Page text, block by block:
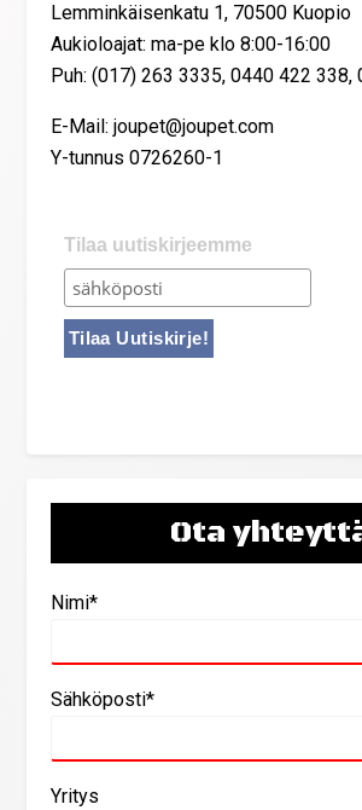
Lemminkäisenkatu 1, 70500 Kuopio
Aukioloajat: ma-pe klo 8:00-16:00
Puh: (017) 263 3335, 0440 422 338,
E-Mail: joupet@joupet.com
Y-tunnus 0726260-1
Tilaa uutiskirjeemme
Ota
Nimi*
Sähköposti*
Yritys